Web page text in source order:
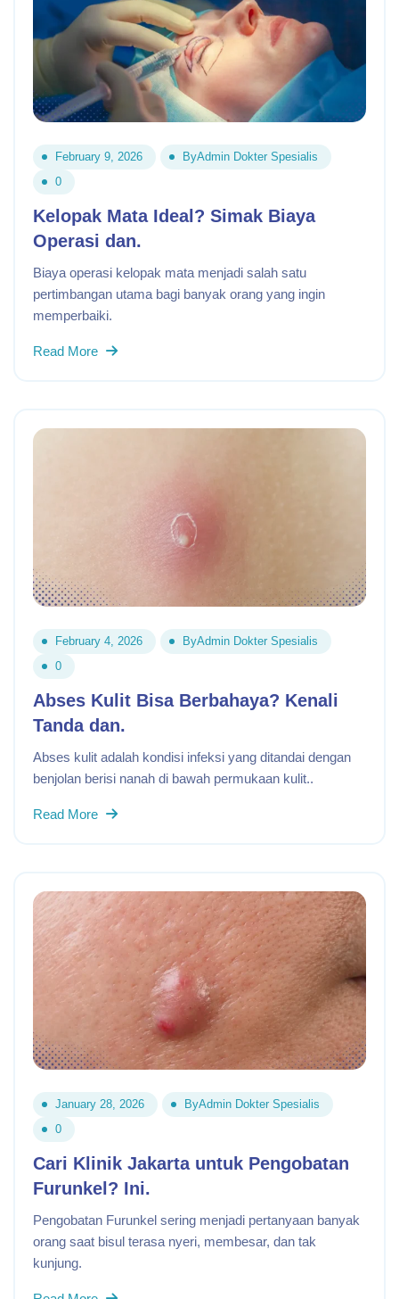
February 9, 2026 ByAdmin Dokter Spesialis
0
Kelopak Mata Ideal? Simak Biaya
Operasi dan.
Biaya operasi kelopak mata menjadi salah satu
pertimbangan utama bagi banyak orang yang ingin
memperbaiki.
Read More
February 4, 2026 ByAdmin Dokter Spesialis
0
Abses Kulit Bisa Berbahaya? Kenali
Tanda dan.
Abses kulit adalah kondisi infeksi yang ditandai dengan
benjolan berisi nanah di bawah permukaan kulit..
Read More
January 28, 2026 ByAdmin Dokter Spesialis
0
Cari Klinik Jakarta untuk Pengobatan
Furunkel? Ini.
Pengobatan Furunkel sering menjadi pertanyaan banyak
orang saat bisul terasa nyeri, membesar, dan tak
kunjung.